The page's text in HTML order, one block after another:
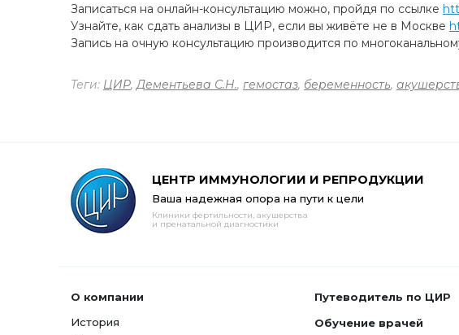
Записаться на онлайн-консультацию можно, пройдя по ссылке
Узнайте, как сдать анализы в ЦИР, если вы живёте не в Москве
Запись на очную консультацию производится по
Теги: ЦИР,Дементьева С.Н., гемостаз, беременность,
ЦЕНТР ИММУНОЛОГИИ И РЕПРОДУКЦИИ
Ваша надежная опора на пути к цели
Клиники фертильности, акушерства
и пренатальной диагностики
О компании
История
Путеводитель по ЦИР
Обучение врачей